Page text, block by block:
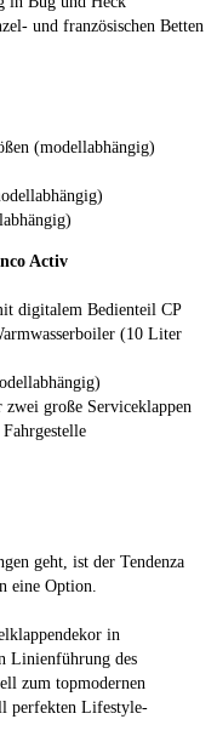
und französischen Betten
(modellabhängig)
Activ
digitalem Bedienteil CP
(10 Liter
große Serviceklappen
geht, ist der Tendenza
eine Option.
in
Linienführung des
zum topmodernen
perfekten Lifestyle-